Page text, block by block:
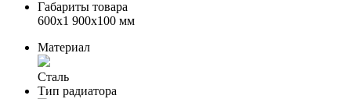
Габариты товара
600x1 900x100 мм
Материал
Сталь
Тип радиатора